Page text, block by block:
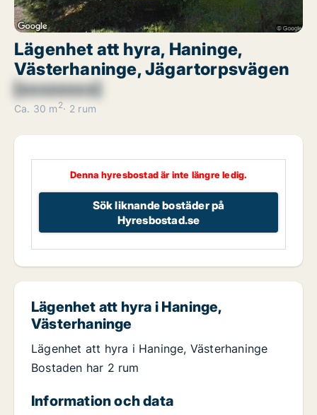
Lägenhet att hyra, Haninge,
Västerhaninge, Jägartorpsvägen
[xxxxxxxx]
Ca. 30 m 2 2 rum
Denna hyresbostad är inte längre ledig.
Sök liknande bostäder på
Hyresbostad.se
Lägenhet att hyra i Haninge,
Västerhaninge
Lägenhet att hyra i Haninge, Västerhaninge
Bostaden har 2 rum
Information och data